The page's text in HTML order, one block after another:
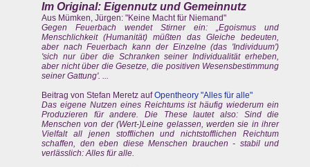
Im Original: Eigennutz und Gemeinnutz
Aus Mümken, Jürgen: "Keine Macht für Niemand"
Gegen Feuerbach wendet Stirner ein: „Egoismus und
Menschlichkeit (Humanität) müßten das Gleiche bedeuten,
aber nach Feuerbach kann der Einzelne (das 'Individuum')
'sich nur über die Schranken seiner Individualität erheben,
aber nicht über die Gesetze, die positiven Wesensbestimmung
seiner Gattung'. ...
Beitrag von Stefan Meretz aufOpentheory "Alles für alle"
Das eigene Nutzen eines Reichtums ist häufig wiederum ein
Produzieren für andere. Die These lautet also: Sind die
Menschen von der (Wert-)Leine gelassen, werden sie in ihrer
Vielfalt all jenen stofflichen und nichtstofflichen Reichtum
schaffen, den eben diese Menschen brauchen - stabil und
verlässlich: Alles für alle.